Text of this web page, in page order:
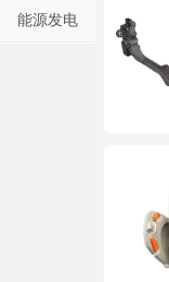
能源发电